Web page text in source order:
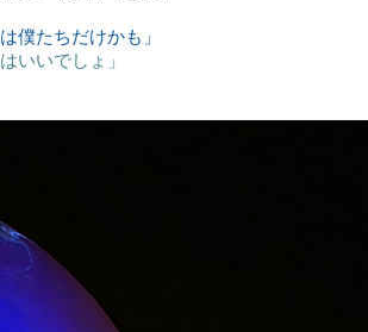
僕たちだけかも」
いいでしょ」